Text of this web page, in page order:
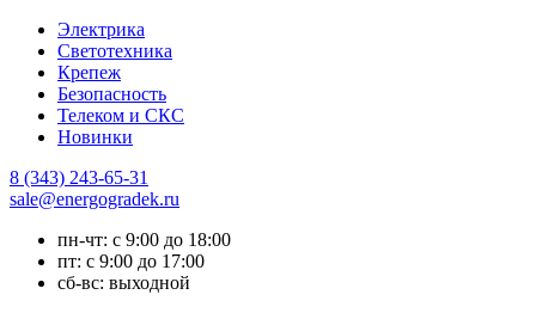
Электрика
Светотехника
Крепеж
Безопасность
Телеком и СКС
Новинки
8 (343) 243-65-31
sale@energogradek.ru
пн-чт: с 9:00 до 18:00
пт: с 9:00 до 17:00
сб-вс: выходной